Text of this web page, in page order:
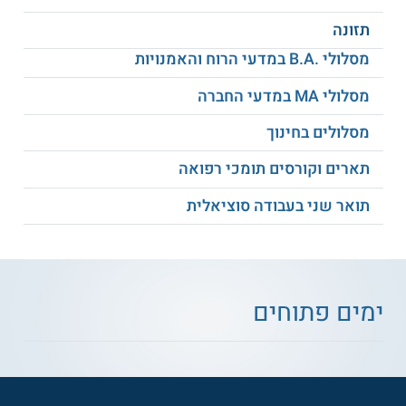
שמונה בגליל מתקיימים מסלולים נוספים לתואר שני, במקצועות
כגון חינוך, פסיכולוגיה חינוכית, לימודי גליל, טיפול באמצעות
אמנויות, ועוד. כמו כן, ניתן למצוא מסלולים לתואר מוסמך
בפקולטה למדעים וטכנולוגיה ובקמפוס לחדשנות בחינוך
ובהוראה.
למידע נוסף לחצו:תל-חי אוניברסיטת קריית
שמונה בגליל | המכללה האקדמית תל חי
תזונה
מסלולי .B.A במדעי הרוח והאמנויות
מסלולי MA במדעי החברה
מסלולים בחינוך
תארים וקורסים תומכי רפואה
תואר שני בעבודה סוציאלית
ימים פתוחים